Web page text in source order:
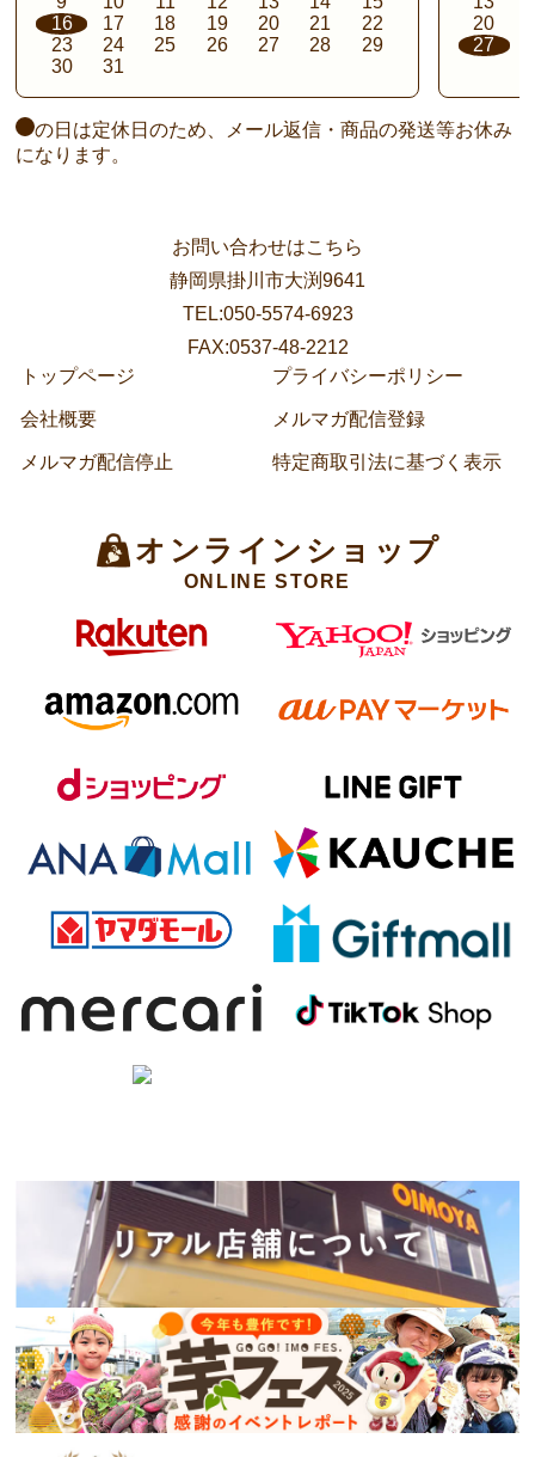
16
17 18 19 20 21
22
23
24 25 26 27 28
29
30
31
20
27
の日は定休日のため、メール返信・商品の発送等お休み
になります。
お問い合わせはこちら
静岡県掛川市大渕9641
TEL:050-5574-6923
FAX:0537-48-2212
トップページ
プライバシーポリシー
会社概要 メルマガ配信登録
メルマガ配信停止 特定商取引法に基づく表示
オンラインショップ
ONLINE STORE